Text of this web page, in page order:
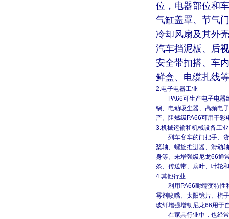
位，电器部位和
气缸盖罩、节气
冷却风扇及其外
汽车挡泥板、后
安全带扣搭、车
鲜盒、电缆扎线
2.电子电器工业
PA66可生产电子电器
锅、电动吸尘器、高频电
产。阻燃级 PA66可用于彩
3.机械运输和机械设备工业
列车客车的门把手、货
桨轴、螺旋推进器、滑动
身等。未增强级尼龙66通
条、传送带、扇叶、叶轮
4.其他行业
利用 PA66耐蠕变特性
雾剂喷嘴、太阳镜片、梳
玻纤增强增韧尼龙66用于
在家具行业中，也经